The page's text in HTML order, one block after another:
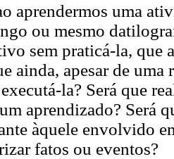
aprendermos uma
ou mesmo
sem praticá-la, que
ainda, apesar de
la? Será que
aprendizado? Será
àquele envolvido
fatos ou eventos?